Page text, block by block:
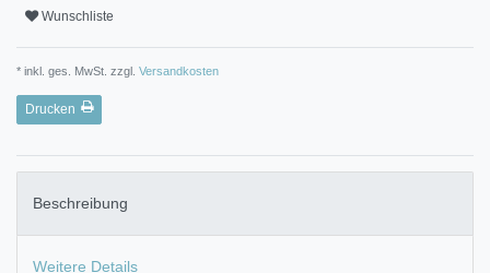
Wunschliste
* inkl. ges. MwSt. zzgl. Versandkosten
Drucken
Beschreibung
Weitere Details